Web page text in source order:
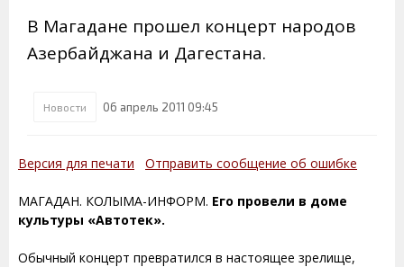
В Магадане прошел концерт народов
Азербайджана и Дагестана.
Новости 06 апрель 2011 09:45
Версия для печати Отправить сообщение об ошибке
МАГАДАН. КОЛЫМА-ИНФОРМ. Его провели в доме
культуры «Автотек».
Обычный концерт превратился в настоящее зрелище,